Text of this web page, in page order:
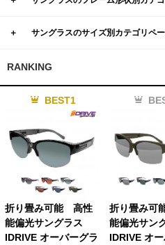
＋ サングラスのサイズ別カテゴリペ
RANKING
BEST1
折り畳み可能 高性
能偏光サングラス
IDRIVE オーバーグラ
折り畳み可
能偏光サン
IDRIVE オ